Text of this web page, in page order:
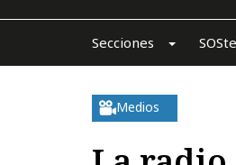
Secciones
Medios